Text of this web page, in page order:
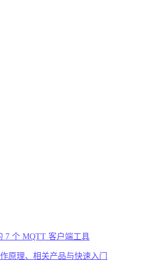
7 个 MQTT 客户端工具
原理、相关产品与快速入门